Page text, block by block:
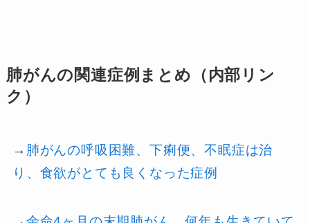
肺がんの関連症例まとめ（内部リン
ク）
→ 肺がんの呼吸困難、下痢便、不眠症は治
り、食欲がとても良くなった症例